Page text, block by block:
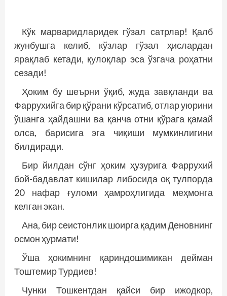
Кўк марваридларидек гўзал сатрлар! Қалб
жунбушга келиб, кўзлар гўзал ҳислардан
ярақлаб кетади, қулоқлар эса ўзгача роҳатни
сезади!
Ҳоким бу шеърни ўқиб, жуда завқланди ва
Фаррухийга бир қўрани кўрсатиб, отлар уюрини
ўшанга ҳайдашни ва қанча отни қўрага қамай
олса, барисига эга чиқиши мумкинлигини
билдиради.
Бир йилдан сўнг ҳоким ҳузурига Фаррухий
бой-бадавлат кишилар либосида оқ тулпорда
20 нафар ғуломи ҳамроҳлигида меҳмонга
келган экан.
Ана, бир сеистонлик шоирга қадим Деновнинг
осмон ҳурмати!
Ўша ҳокимнинг қариндошимикан дейман
Тош­темир Турдиев!
Чунки Тошкентдан қайси бир ижодкор,